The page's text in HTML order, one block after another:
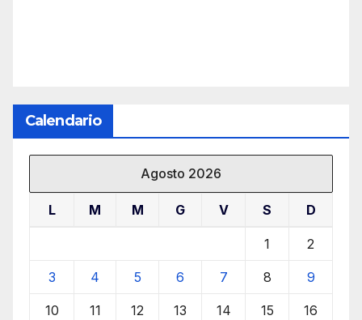
Calendario
Agosto 2026
L M M G V S D
1 2
3 4 5 6 7 8 9
10 11 12 13 14 15 16